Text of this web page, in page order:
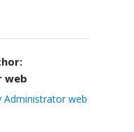
web
Administrator web